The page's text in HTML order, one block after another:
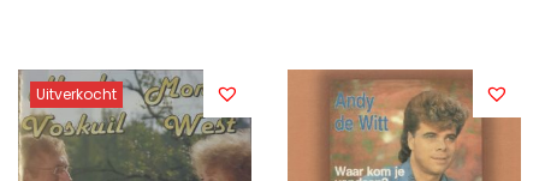
Uitverkocht